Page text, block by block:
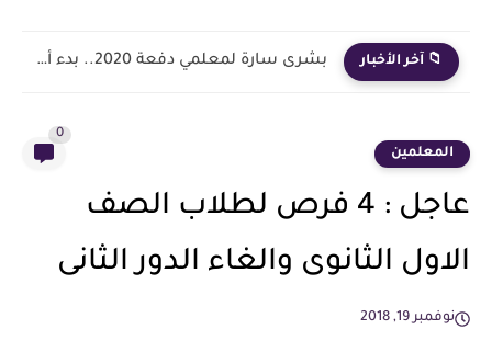
📁 آخر الأخبار بشرى سارة لمعلمي دفعة 2020.. بدء أول خطوة رسمية في...
المعلمين
0
عاجل : 4 فرص لطلاب الصف
الاول الثانوى والغاء الدور الثانى
نوفمبر 19, 2018